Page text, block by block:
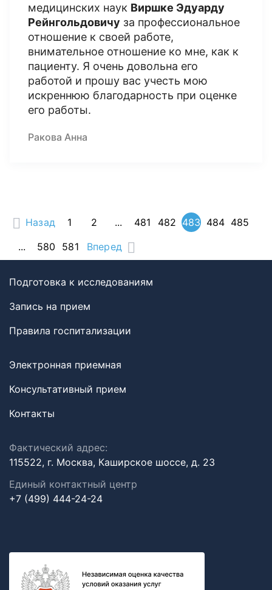
медицинских наук Виршке Эдуарду
Рейнгольдовичу за профессиональное
отношение к своей работе,
внимательное отношение ко мне, как к
пациенту. Я очень довольна его
работой и прошу вас учесть мою
искреннюю благодарность при оценке
его работы.
Ракова Анна
Назад 1 2 ... 481 482 483 484 485
...
580 581 Вперед
Подготовка к исследованиям
Запись на прием
Правила госпитализации
Электронная приемная
Консультативный прием
Контакты
Фактический адрес:
115522, г. Москва, Каширское шоссе, д. 23
Единый контактный центр
+7 (499) 444-24-24